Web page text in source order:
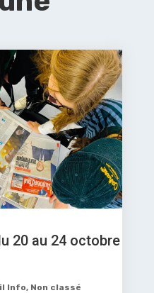
20 au 24 octobre
Info, Non classé